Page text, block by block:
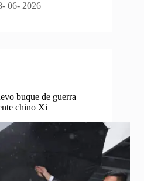
06- 2026
buque de guerra
chino Xi